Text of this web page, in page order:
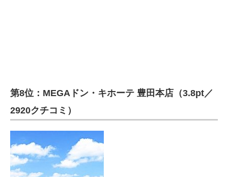
第8位：MEGAドン・キホーテ 豊田本店（3.8pt／
2920クチコミ）